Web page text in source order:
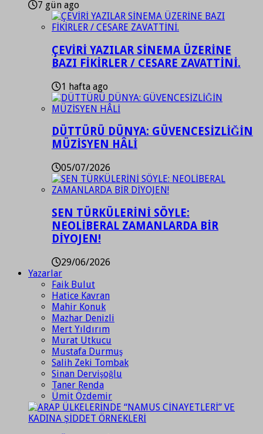
7 gün ago
ÇEVİRİ YAZILAR SİNEMA ÜZERİNE
BAZI FİKİRLER / CESARE ZAVATTİNİ.
1 hafta ago
DÜTTÜRÜ DÜNYA: GÜVENCESİZLİĞİN
MÜZİSYEN HÂLİ
05/07/2026
SEN TÜRKÜLERİNİ SÖYLE:
NEOLİBERAL ZAMANLARDA BİR
DİYOJEN!
29/06/2026
Yazarlar
Faik Bulut
Hatice Kavran
Mahir Konuk
Mazhar Denizli
Mert Yıldırım
Murat Utkucu
Mustafa Durmuş
Salih Zeki Tombak
Sinan Dervişoğlu
Taner Renda
Ümit Özdemir